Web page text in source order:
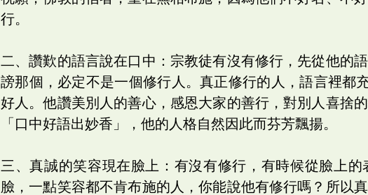
行。
二、讚歎的語言說在口中：宗教徒有沒有修行，先從他的
謗那個，必定不是一個修行人。真正修行的人，語言裡都
好人。他讚美別人的善心，感恩大家的善行，對別人喜捨
「口中好語出妙香」，他的人格自然因此而芬芳飄揚。
三、真誠的笑容現在臉上：有沒有修行，有時候從臉上
臉，一點笑容都不肯布施的人，你能說他有修行嗎？所以